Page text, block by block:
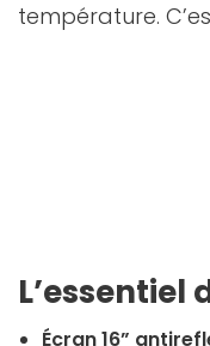
température.
L’essentiel
Écran 16”